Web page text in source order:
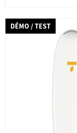
DÉMO / TEST